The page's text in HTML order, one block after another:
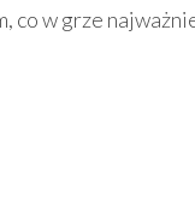
co w grze